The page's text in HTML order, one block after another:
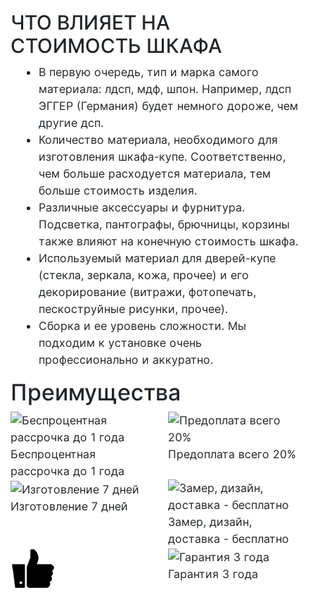
ЧТО ВЛИЯЕТ НА
СТОИМОСТЬ ШКАФА
В первую очередь, тип и марка самого
материала: лдсп, мдф, шпон. Например, лдсп
ЭГГЕР (Германия) будет немного дороже, чем
другие дсп.
Количество материала, необходимого для
изготовления шкафа-купе. Соответственно,
чем больше расходуется материала, тем
больше стоимость изделия.
Различные аксессуары и фурнитура.
Подсветка, пантографы, брючницы, корзины
также влияют на конечную стоимость шкафа.
Используемый материал для дверей-купе
(стекла, зеркала, кожа, прочее) и его
декорирование (витражи, фотопечать,
пескоструйные рисунки, прочее).
Сборка и ее уровень сложности. Мы
подходим к установке очень
профессионально и аккуратно.
Преимущества
Беспроцентная
рассрочка до 1 года
Предоплата всего 20%
Изготовление 7 дней
Замер, дизайн,
доставка - бесплатно
Гарантия 3 года